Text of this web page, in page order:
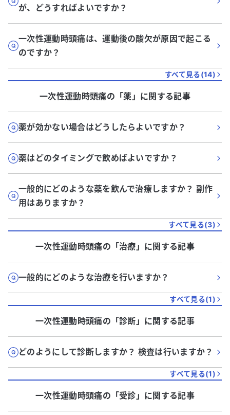
が、どうすればよいですか？
一次性運動時頭痛は、運動後の酸欠が原因で起こる
のですか？
すべて見る(14)
一次性運動時頭痛の「薬 」に関する記事
薬が効かない場合はどうしたらよいですか？
薬はどのタイミングで飲めばよいですか？
一般的にどのような薬を飲んで治療しますか？ 副作
用はありますか？
すべて見る(3)
一次性運動時頭痛の「治療 」に関する記事
一般的にどのような治療を行いますか？
すべて見る(1)
一次性運動時頭痛の「診断 」に関する記事
どのようにして診断しますか？ 検査は行いますか？
すべて見る(1)
一次性運動時頭痛の「受診 」に関する記事